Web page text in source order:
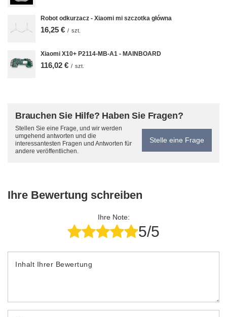
Robot odkurzacz - Xiaomi mi szczotka główna
16,25 € / szt.
Xiaomi X10+ P2114-MB-A1 - MAINBOARD
116,02 € / szt.
Brauchen Sie Hilfe? Haben Sie Fragen?
Stellen Sie eine Frage, und wir werden
umgehend antworten und die
interessantesten Fragen und Antworten für
andere veröffentlichen.
Stelle eine Frage
Ihre Bewertung schreiben
Ihre Note:
5/5
Inhalt Ihrer Bewertung